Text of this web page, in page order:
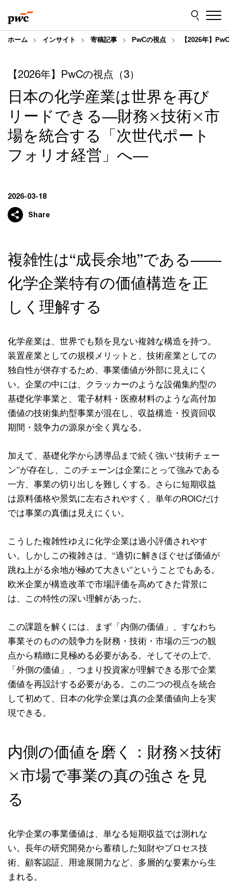
to
content
to
footer
ホーム インサイト 寄稿記事 PwCの視点 【2026年】
【2026年】PwCの視点（3）
日本の化学産業は世界を再び
リードできる―財務×技術×市
場を統合する「次世代ポート
フォリオ経営」へ―
2026-03-18
Share
複雑性は“成長余地”である――
化学企業特有の価値構造を正
しく理解する
化学産業は、世界でも類を見ない複雑な構造を持つ。
装置産業としての規模メリットと、技術産業としての
独自性が併存するため、事業価値が外部に見えにく
い。企業の中には、クラッカーのような設備集約型の
基礎化学事業と、電子材料・医療材料のような高付加
価値の技術集約型事業が混在し、収益構造・投資回収
期間・競争力の源泉が全く異なる。
加えて、基礎化学から誘導品まで続く強い“技術チェー
ン”が存在し、このチェーンは企業にとって強みである
一方、事業の切り出しを難しくする。さらに短期収益
は原料価格や景気に左右されやすく、単年のROICだけ
では事業の真価は見えにくい。
こうした複雑性ゆえに化学企業は過小評価されやす
い。しかしこの複雑さは、“適切に解きほぐせば価値が
跳ね上がる余地が極めて大きい”ということでもある。
欧米企業が構造改革で市場評価を高めてきた背景に
は、この特性の深い理解があった。
この課題を解くには、まず「内側の価値」、すなわち
事業そのものの競争力を財務・技術・市場の三つの観
点から精緻に見極める必要がある。そしてその上で、
「外側の価値」、つまり投資家が理解できる形で企業
価値を再設計する必要がある。この二つの視点を統合
して初めて、日本の化学企業は真の企業価値向上を実
現できる。
内側の価値を磨く：財務×技術
×市場で事業の真の強さを見
る
化学企業の事業価値は、単なる短期収益では測れな
い。長年の研究開発から蓄積した知財やプロセス技
術、顧客認証、用途展開力など、多層的な要素から生
まれる。